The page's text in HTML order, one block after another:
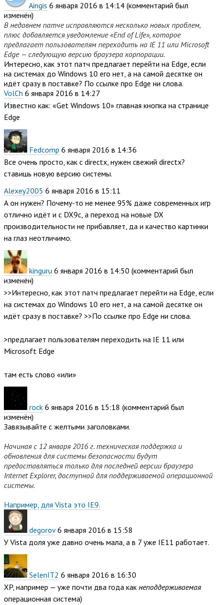
Aingis 6 января 2016 в 14:14 (комментарий был
изменён)
В недавнем патче исправляются несколько новых проблем,
плюс добавляется уведомление «End of Life», которое
предлагает пользователям переходить на IE 11 или Microsoft
Edge — следующую версию браузера корпорации.
Интересно, как этот патч предлагает перейти на Edge, если
на системах до Windows 10 его нет, а на самой десятке он
идёт сразу в поставке? По ссылке про Edge ни слова.
VolCh 6 января 2016 в 14:27
Известно как: «Get Windows 10» главная кнопка на странице
Edge
Fedcomp 6 января 2016 в 14:36
Все очень просто, как с directx, нужен свежий directx?
ставишь новую версию системы.
Alexey2005 6 января 2016 в 15:11
А он нужен? Почему-то не менее 95% даже современных игр
отлично идёт и с DX9c, а переход на новые DX
производительности не прибавляет, да и качество картинки
на глаз неотличимо.
kinguru 6 января 2016 в 14:50 (комментарий был
изменён)
>>Интересно, как этот патч предлагает перейти на Edge, если
на системах до Windows 10 его нет, а на самой десятке он
идёт сразу в поставке? >>По ссылке про Edge ни слова.
>предлагает пользователям переходить на IE 11 или
Microsoft Edge
там есть слово «или»
rock 6 января 2016 в 15:18 (комментарий был
изменён)
Завязывайте с желтыми заголовками.
Начиная с 12 января 2016 г. техническая поддержка и
обновления для системы безопасности будут
предоставляться только для последней версии браузера
Internet Explorer, доступной для поддерживаемой операционной
системы.
Например, для Vista это IE9.
degorov 6 января 2016 в 15:58
У Vista доля уже давно очень мала, а в 7 уже IE11 работает.
SelenIT2 6 января 2016 в 16:30
XP, например — уже почти два года как неподдерживаемая
операционная система)